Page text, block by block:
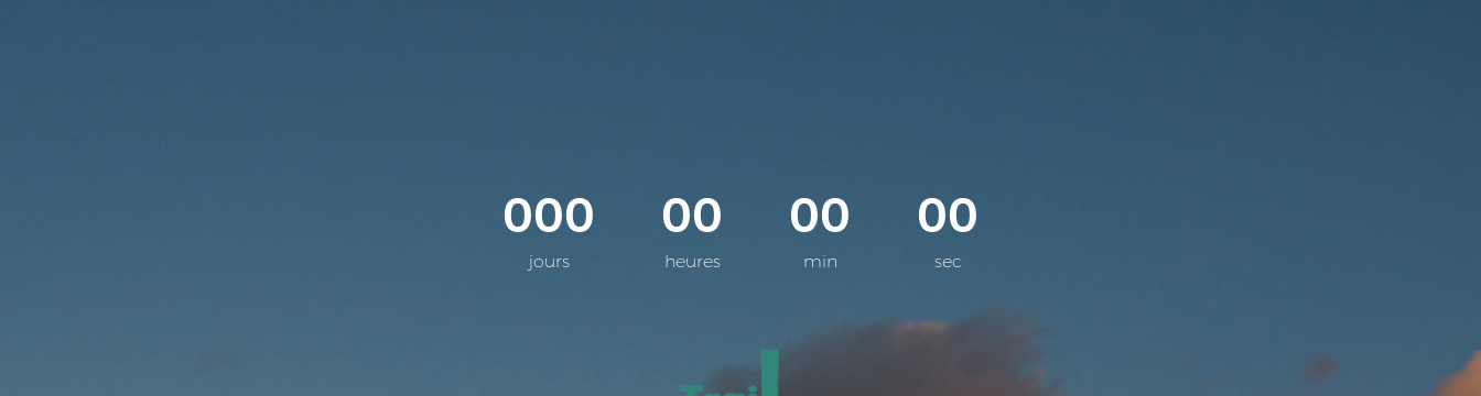
000
jours
00
heures
00
min
00
sec